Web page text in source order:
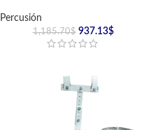
Percusión
1,185.70$ 937.13$